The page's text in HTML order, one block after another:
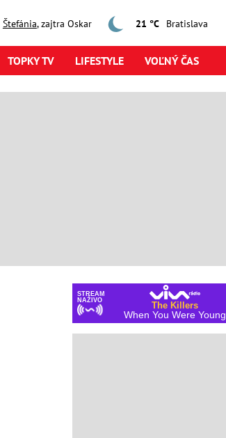
Štefánia, zajtra Oskar 21 °C
TOPKY TV LIFESTYLE VOĽNÝ ČAS
STREAM
NAŽIVO
The Killers
When You Were Young